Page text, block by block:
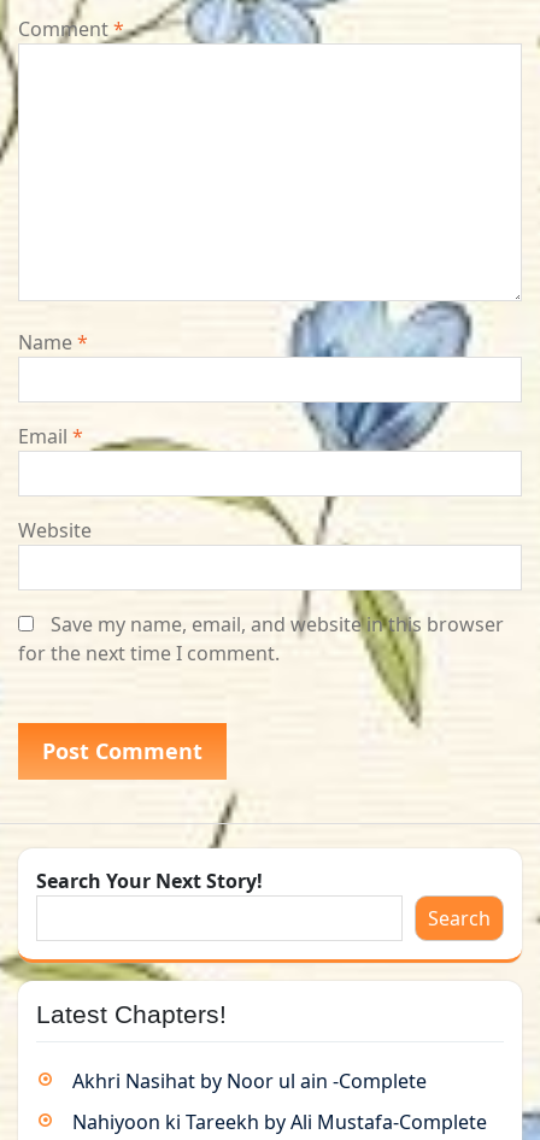
Comment*
Name*
Email *
Website
Save my name, email, and website in this browser
for the next time I comment.
Search Your Next Story!
Search
Latest Chapters!
Akhri Nasihat by Noor ul ain -Complete
Nahiyoon ki Tareekh by Ali Mustafa-Complete